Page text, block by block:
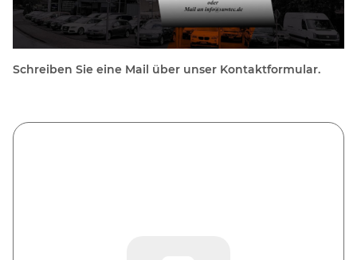
Schreiben Sie eine Mail über unser Kontaktformular.